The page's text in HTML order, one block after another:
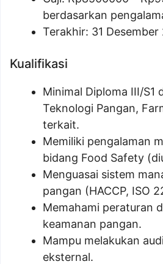
berdasarkan
Terakhir: 31 Desember
Kualifikasi
Minimal Diploma III/S1
Teknologi Pangan,
terkait.
Memiliki pengalaman
bidang Food Safety
Menguasai sistem
pangan (HACCP, ISO
Memahami peraturan
keamanan pangan.
Mampu melakukan
eksternal.